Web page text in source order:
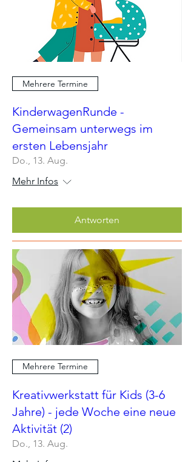
Mehrere Termine
KinderwagenRunde -
Gemeinsam unterwegs im
ersten Lebensjahr
Do., 13. Aug.
Mehr Infos
Antworten
Mehrere Termine
Kreativwerkstatt für Kids (3-6
Jahre) - jede Woche eine neue
Aktivität (2)
Do., 13. Aug.